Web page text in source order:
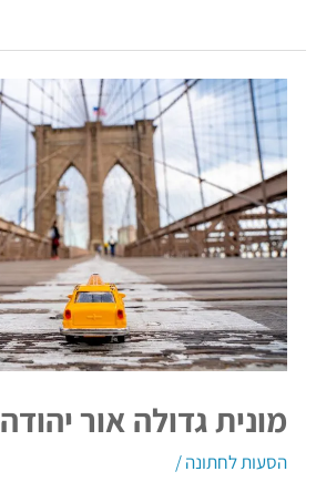
מונית גדולה אור יהודה
הסעות לחתונה/
מונית
גדולה
אור
יהודה